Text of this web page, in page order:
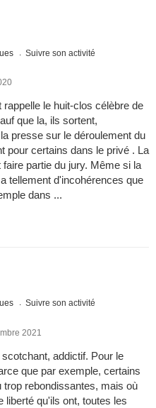
Suivre son activité
le huit-clos célèbre de
que la, ils sortent,
presse sur le déroulement du
pour certains dans le privé . La
partie du jury. Même si la
tellement d'incohérences que
dans ...
Suivre son activité
2021
addictif. Pour le
que par exemple, certains
rebondissantes, mais où
liberté qu'ils ont, toutes les